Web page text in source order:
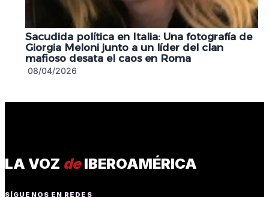
Sacudida política en Italia: Una fotografía de
Giorgia Meloni junto a un líder del clan
mafioso desata el caos en Roma
08/04/2026
LA VOZ deIBEROAMÉRICA
SÍGUENOS EN REDES